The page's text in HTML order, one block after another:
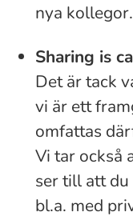
nya kollegor.
Sharing is
Det är tack
vi är ett
omfattas
Vi tar också
ser till att
bl.a. med